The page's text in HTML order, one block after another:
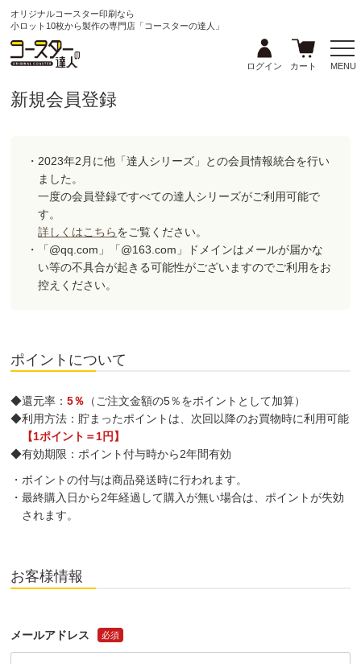
オリジナルコースター印刷なら
小ロット10枚から製作の専門店「コースターの達人」
ログイン カート MENU
新規会員登録
・2023年2月に他「達人シリーズ」との会員情報統合を行い
ました。
一度の会員登録ですべての達人シリーズがご利用可能で
す。
詳しくはこちらをご覧ください。
・「@qq.com」「@163.com」ドメインはメールが届かな
い等の不具合が起きる可能性がございますのでご利用をお
控えください。
ポイントについて
◆還元率：5％ （ご注文金額の5％をポイントとして加算）
◆利用方法：貯まったポイントは、次回以降のお買物時に利用可能
【1ポイント＝1円】
◆有効期限：ポイント付与時から2年間有効
・ポイントの付与は商品発送時に行われます。
・最終購入日から2年経過して購入が無い場合は、ポイントが失効
されます。
お客様情報
メールアドレス 必須